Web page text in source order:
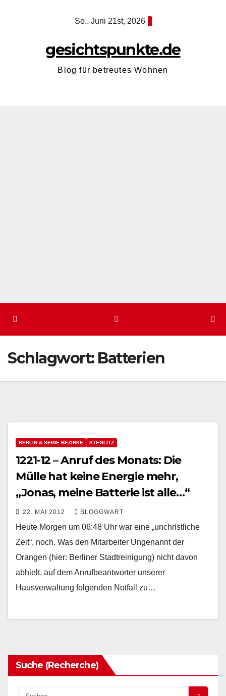
So.. Juni 21st, 2026
gesichtspunkte.de
Blog für betreutes Wohnen
Schlagwort: Batterien
BERLIN & SEINE BEZIRKE STEGLITZ
1221-12 – Anruf des Monats: Die
Mülle hat keine Energie mehr,
„Jonas, meine Batterie ist alle…“
22. MAI 2012 BLOGGWART
Heute Morgen um 06:48 Uhr war eine „unchristliche
Zeit“, noch. Was den Mitarbeiter Ungenannt der
Orangen (hier: Berliner Stadtreinigung) nicht davon
abhielt, auf dem Anrufbeantworter unserer
Hausverwaltung folgenden Notfall zu…
Suche (Recherche)